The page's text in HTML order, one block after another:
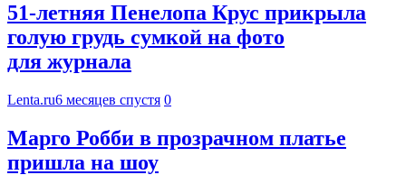
51-летняя Пенелопа Крус прикрыла
голую грудь сумкой на фото
для журнала
Lenta.ru6 месяцев спустя 0
Марго Робби в прозрачном платье
пришла на шоу